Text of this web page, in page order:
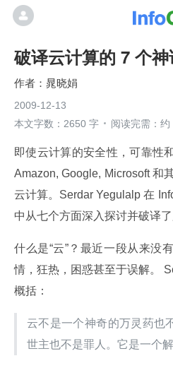
破译云计算的 7 个
晁晓娟
2009-12-13
本文字数：2650 字
阅读完需：约
即使云计算的安全性，可靠性
Amazon, Google, Microsoft 和
云计算。Serdar Yegulalp 在
中从七个方面深入探讨并破译
什么是“云”？最近一段从来没
情，狂热，困惑甚至于误解。
概括：
云不是一个神奇的万灵药也
世主也不是罪人。它是一个